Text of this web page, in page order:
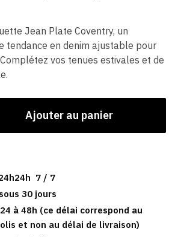
Jean Plate Coventry, un
tendance en denim ajustable pour
vos tenues estivales et de
Ajouter au panier
7 / 7
sous 30 jours
à 48h (ce délai correspond au
et non au délai de livraison)